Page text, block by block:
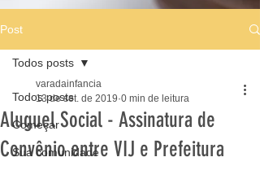
Post
Todos posts
Começar
Sua comunidade
Todos posts
Aluguel Social - Assinatura de
Convênio entre VIJ e Prefeitura
varadainfancia
13 de set. de 2019 0 min de leitura